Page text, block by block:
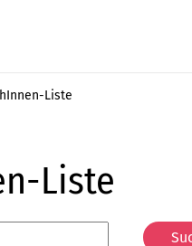
Liste
Liste